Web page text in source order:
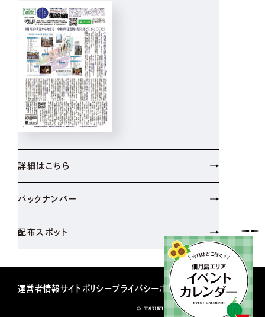
詳細はこちら
バックナンバー
配布スポット
運営者情報サイトポリシープライバシーポリシー
© TSUKUDATUKISHIMASHINBUN.